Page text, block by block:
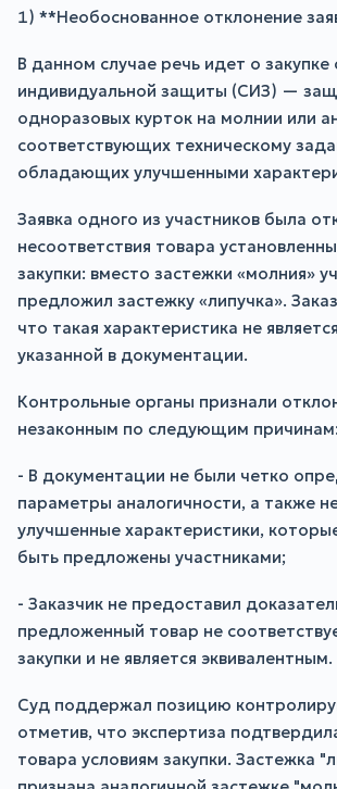
1) **Необоснованное отклонение
В данном случае речь идет о закупке
индивидуальной защиты (СИЗ) —
одноразовых курток на молнии или
соответствующих техническому
обладающих улучшенными
Заявка одного из участников была
несоответствия товара
закупки: вместо застежки «молния»
предложил застежку «липучка».
что такая характеристика не
указанной в документации.
Контрольные органы признали
незаконным по следующим причинам:
- В документации не были четко
параметры аналогичности, а также
улучшенные характеристики,
быть предложены участниками;
- Заказчик не предоставил
предложенный товар не
закупки и не является эквивалентным.
Суд поддержал позицию
отметив, что экспертиза
товара условиям закупки. Застежка